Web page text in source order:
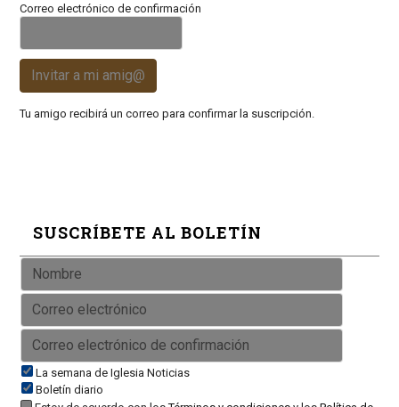
Correo electrónico de confirmación
Invitar a mi amig@
Tu amigo recibirá un correo para confirmar la suscripción.
SUSCRÍBETE AL BOLETÍN
La semana de Iglesia Noticias
Boletín diario